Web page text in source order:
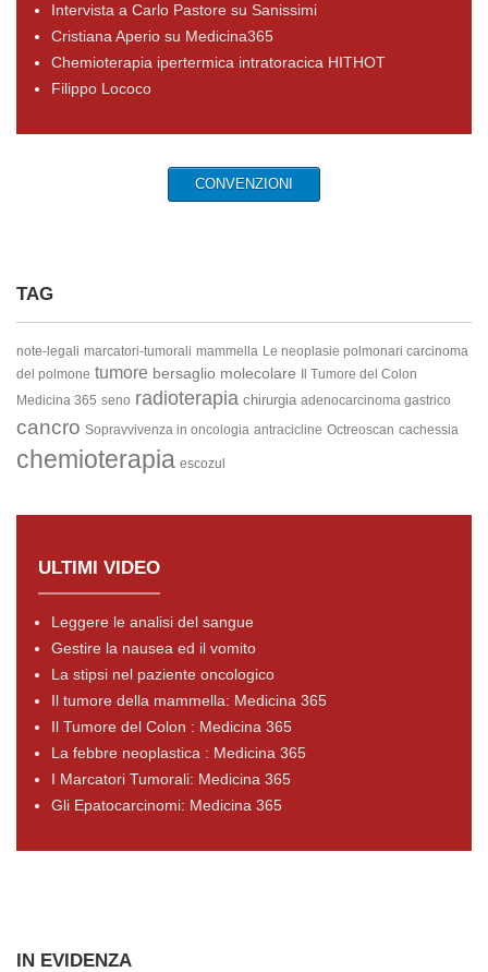
Intervista a Carlo Pastore su Sanissimi
Cristiana Aperio su Medicina365
Chemioterapia ipertermica intratoracica HITHOT
Filippo Lococo
CONVENZIONI
TAG
note-legali marcatori-tumorali mammella Le neoplasie polmonari carcinoma
del polmone tumore bersaglio molecolare
Il Tumore del Colon
Medicina 365 seno radioterapia chirurgia adenocarcinoma gastrico
cancro Sopravvivenza in oncologia antracicline Octreoscan cachessia
chemioterapia escozul
ULTIMI VIDEO
Leggere le analisi del sangue
Gestire la nausea ed il vomito
La stipsi nel paziente oncologico
Il tumore della mammella: Medicina 365
Il Tumore del Colon : Medicina 365
La febbre neoplastica : Medicina 365
I Marcatori Tumorali: Medicina 365
Gli Epatocarcinomi: Medicina 365
IN EVIDENZA